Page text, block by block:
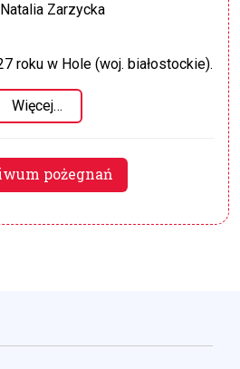
Zarzycka
roku w Hole (woj. białostockie).
Więcej…
pożegnań